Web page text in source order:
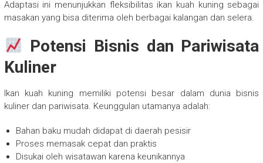
Adaptasi ini menunjukkan fleksibilitas ikan kuah kuning sebagai
masakan yang bisa diterima oleh berbagai kalangan dan selera.
Potensi Bisnis dan Pariwisata
Kuliner
Ikan kuah kuning memiliki potensi besar dalam dunia bisnis
kuliner dan pariwisata. Keunggulan utamanya adalah:
Bahan baku mudah didapat di daerah pesisir
Proses memasak cepat dan praktis
Disukai oleh wisatawan karena keunikannya